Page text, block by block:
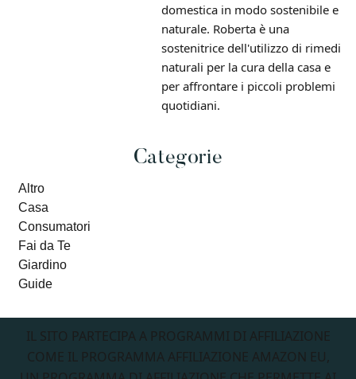
domestica in modo sostenibile e
naturale. Roberta è una
sostenitrice dell'utilizzo di rimedi
naturali per la cura della casa e
per affrontare i piccoli problemi
quotidiani.
Sidebar
Categorie
Altro
Casa
Consumatori
Fai da Te
Giardino
Guide
Footer
IL SITO PARTECIPA A PROGRAMMI DI AFFILIAZIONE
COME IL PROGRAMMA AFFILIAZIONE AMAZON EU,